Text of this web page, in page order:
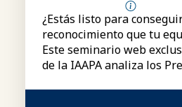
¿Estás listo para
reconocimiento que tu
Este seminario web
de la IAAPA analiza los